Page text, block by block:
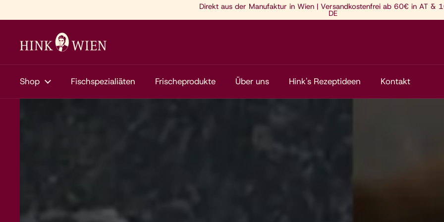
Direkt aus der Manufaktur in Wien | Versandkostenfrei ab 60€ in AT &
DE
Shop Fischspezialiäten Frischeprodukte Über uns Hink's Rezeptideen Kontakt